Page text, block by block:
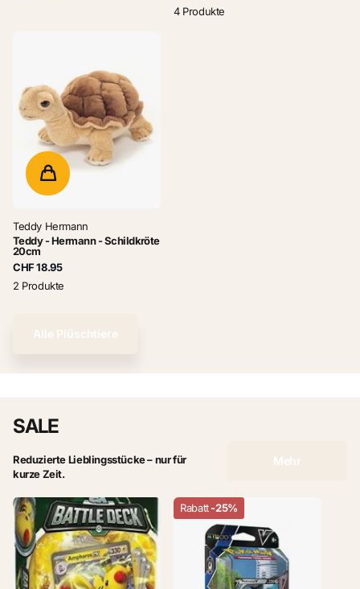
4 Produkte
Teddy Hermann
Teddy - Hermann - Schildkröte
20cm
CHF 18.95
2 Produkte
Alle Plüschtiere
SALE
Reduzierte Lieblingsstücke – nur für
kurze Zeit.
Mehr
Rabatt-25%